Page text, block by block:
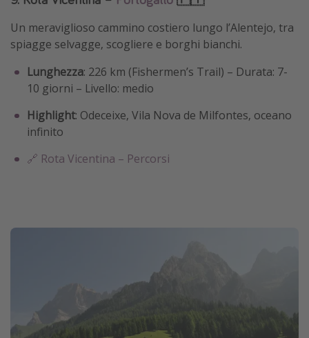
Un meraviglioso cammino costiero lungo l’Alentejo, tra
spiagge selvagge, scogliere e borghi bianchi.
Lunghezza: 226 km (Fishermen’s Trail) – Durata: 7-
10 giorni – Livello: medio
Highlight: Odeceixe, Vila Nova de Milfontes, oceano
infinito
🔗 Rota Vicentina – Percorsi